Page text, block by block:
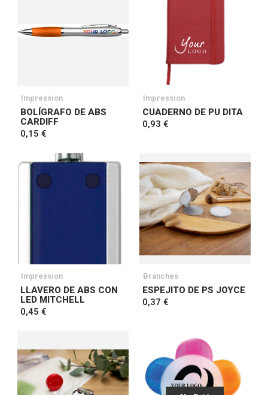
Impression
BOLÍGRAFO DE ABS
CARDIFF
0,15 €
Impression
CUADERNO DE PU DITA
0,93 €
Impression
LLAVERO DE ABS CON
LED MITCHELL
0,45 €
Branches
ESPEJITO DE PS JOYCE
0,37 €